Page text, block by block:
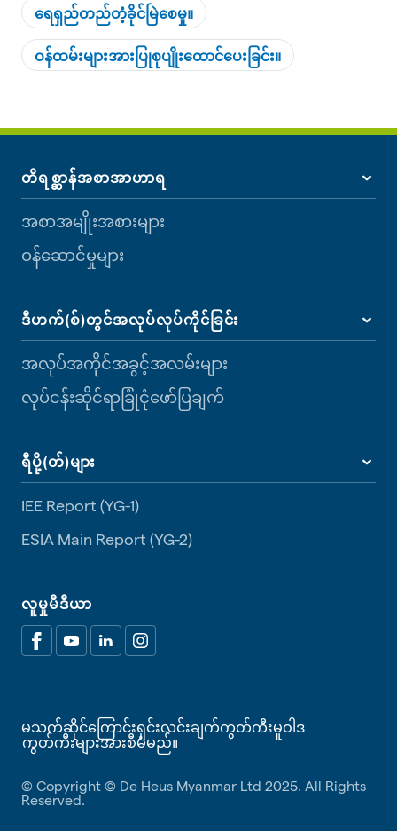
ရေရှည်တည်တံ့ခိုင်မြဲစေမှု။
ဝန်ထမ်းများအားပြုစုပျိုးထောင်ပေးခြင်း။
တိရစ္ဆာန်အစာအာဟာရ
အစာအမျိုးအစားများ
ဝန်ဆောင်မှုများ
ဒီဟက်(စ်)တွင်အလုပ်လုပ်ကိုင်ခြင်း
အလုပ်အကိုင်အခွင့်အလမ်းများ
လုပ်ငန်းဆိုင်ရာခြုံငုံဖော်ပြချက်
ရီပို့(တ်)များ
IEE Report (YG-1)
ESIA Main Report (YG-2)
လူမှုမီဒီယာ
မသက်ဆိုင်ကြောင်းရှင်းလင်းချက်ကွတ်ကီးမူဝါဒ
ကွတ်ကီးများအားစီမံမည်။
© Copyright © De Heus Myanmar Ltd 2025. All Rights
Reserved.